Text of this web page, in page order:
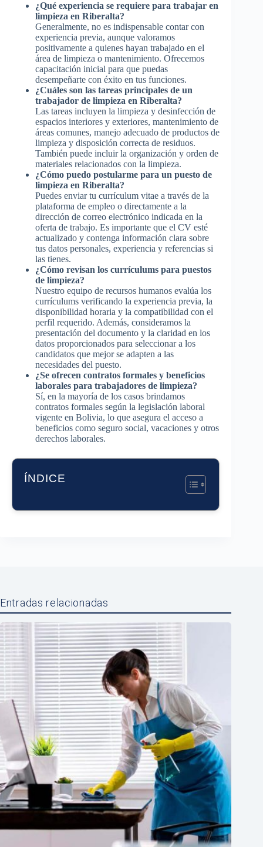
¿Qué experiencia se requiere para trabajar en
limpieza en Riberalta?
Generalmente, no es indispensable contar con
experiencia previa, aunque valoramos
positivamente a quienes hayan trabajado en el
área de limpieza o mantenimiento. Ofrecemos
capacitación inicial para que puedas
desempeñarte con éxito en tus funciones.
¿Cuáles son las tareas principales de un
trabajador de limpieza en Riberalta?
Las tareas incluyen la limpieza y desinfección de
espacios interiores y exteriores, mantenimiento de
áreas comunes, manejo adecuado de productos de
limpieza y disposición correcta de residuos.
También puede incluir la organización y orden de
materiales relacionados con la limpieza.
¿Cómo puedo postularme para un puesto de
limpieza en Riberalta?
Puedes enviar tu currículum vitae a través de la
plataforma de empleo o directamente a la
dirección de correo electrónico indicada en la
oferta de trabajo. Es importante que el CV esté
actualizado y contenga información clara sobre
tus datos personales, experiencia y referencias si
las tienes.
¿Cómo revisan los currículums para puestos
de limpieza?
Nuestro equipo de recursos humanos evalúa los
currículums verificando la experiencia previa, la
disponibilidad horaria y la compatibilidad con el
perfil requerido. Además, consideramos la
presentación del documento y la claridad en los
datos proporcionados para seleccionar a los
candidatos que mejor se adapten a las
necesidades del puesto.
¿Se ofrecen contratos formales y beneficios
laborales para trabajadores de limpieza?
Sí, en la mayoría de los casos brindamos
contratos formales según la legislación laboral
vigente en Bolivia, lo que asegura el acceso a
beneficios como seguro social, vacaciones y otros
derechos laborales.
ÍNDICE
Entradas relacionadas